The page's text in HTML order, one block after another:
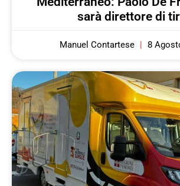
sarà direttore di
Manuel Contartese 8